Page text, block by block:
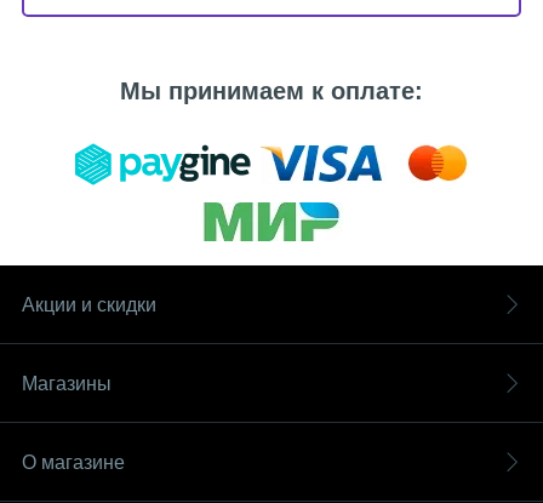
Мы принимаем к оплате:
Акции и скидки
Магазины
О магазине